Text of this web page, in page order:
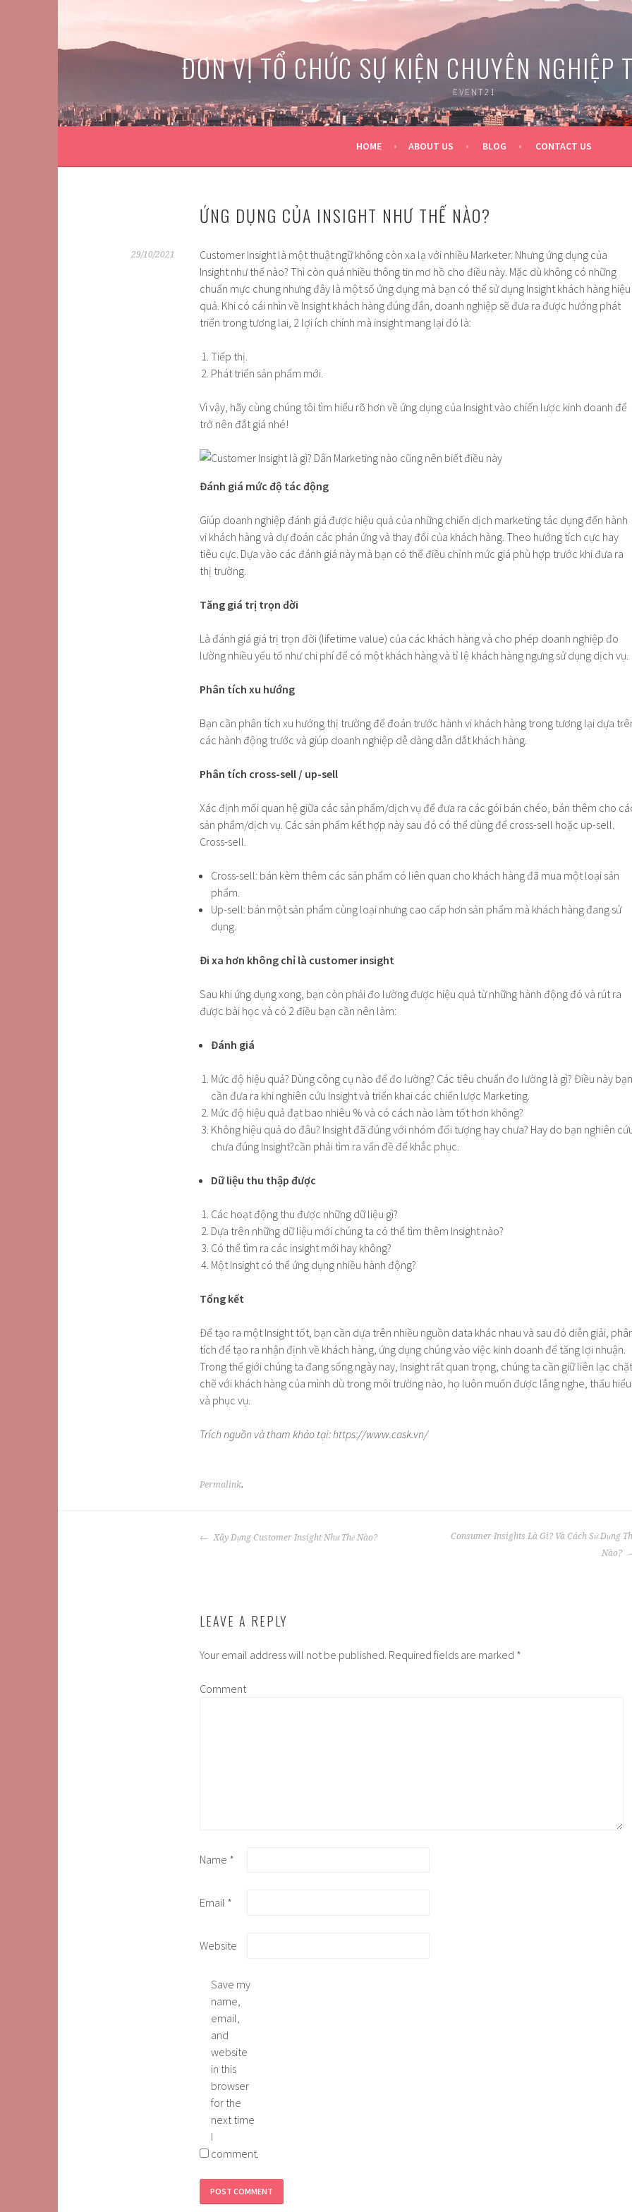
ĐƠN VỊ TỔ CHỨC SỰ KIỆN CHUYÊN NGHIỆP
EVENT21
HOME ABOUT US BLOG CONTACT US
ỨNG DỤNG CỦA INSIGHT NHƯ THẾ NÀO?
29/10/2021
Customer Insight là một thuật ngữ không còn xa lạ với nhiều Marketer. Nhưng ứng dụng của
Insight như thế nào? Thì còn quá nhiều thông tin mơ hồ cho điều này. Mặc dù không có những
chuẩn mực chung nhưng đây là một số ứng dụng mà bạn có thể sử dụng Insight khách hàng hiệu
quả. Khi có cái nhìn về Insight khách hàng đúng đắn, doanh nghiệp sẽ đưa ra được hướng phát
triển trong tương lai, 2 lợi ích chính mà insight mang lại đó là:
Tiếp thị.
Phát triển sản phẩm mới.
Vì vậy, hãy cùng chúng tôi tìm hiểu rõ hơn về ứng dụng của Insight vào chiến lược kinh doanh để
trở nên đắt giá nhé!
Đánh giá mức độ tác động
Giúp doanh nghiệp đánh giá được hiệu quả của những chiến dịch marketing tác dụng đến hành
vi khách hàng và dự đoán các phản ứng và thay đổi của khách hàng. Theo hướng tích cực hay
tiêu cực. Dựa vào các đánh giá này mà bạn có thể điều chỉnh mức giá phù hợp trước khi đưa ra
thị trường.
Tăng giá trị trọn đời
Là đánh giá giá trị trọn đời (lifetime value) của các khách hàng và cho phép doanh nghiệp đo
lường nhiều yếu tố như chi phí để có một khách hàng và tỉ lệ khách hàng ngưng sử dụng dịch vụ.
Phân tích xu hướng
Bạn cần phân tích xu hướng thị trường để đoán trước hành vi khách hàng trong tương lại dựa
các hành động trước và giúp doanh nghiệp dễ dàng dẫn dắt khách hàng.
Phân tích cross-sell / up-sell
Xác định mối quan hệ giữa các sản phẩm/dịch vụ để đưa ra các gói bán chéo, bán thêm cho
sản phẩm/dịch vụ. Các sản phẩm kết hợp này sau đó có thể dùng để cross-sell hoặc up-sell.
Cross-sell.
Cross-sell: bán kèm thêm các sản phẩm có liên quan cho khách hàng đã mua một loại sản
phẩm.
Up-sell: bán một sản phẩm cùng loại nhưng cao cấp hơn sản phẩm mà khách hàng đang sử
dụng.
Đi xa hơn không chỉ là customer insight
Sau khi ứng dụng xong, bạn còn phải đo lường được hiệu quả từ những hành động đó và rút ra
được bài học và có 2 điều bạn cần nên làm:
Đánh giá
Mức độ hiệu quả? Dùng công cụ nào để đo lường? Các tiêu chuẩn đo lường là gì? Điều này bạn
cần đưa ra khi nghiên cứu Insight và triển khai các chiến lược Marketing.
Mức độ hiệu quả đạt bao nhiêu % và có cách nào làm tốt hơn không?
Không hiệu quả do đâu? Insight đã đúng với nhóm đối tượng hay chưa? Hay do bạn nghiên
chưa đúng Insight?cần phải tìm ra vấn đề để khắc phục.
Dữ liệu thu thập được
Các hoạt động thu được những dữ liệu gì?
Dựa trên những dữ liệu mới chúng ta có thể tìm thêm Insight nào?
Có thể tìm ra các insight mới hay không?
Một Insight có thể ứng dụng nhiều hành động?
Tổng kết
Để tạo ra một Insight tốt, bạn cần dựa trên nhiều nguồn data khác nhau và sau đó diễn giải,
tích để tạo ra nhận định về khách hàng, ứng dụng chúng vào việc kinh doanh để tăng lợi nhuận.
Trong thế giới chúng ta đang sống ngày nay, Insight rất quan trọng, chúng ta cần giữ liên lạc chặt
chẽ với khách hàng của mình dù trong môi trường nào, họ luôn muốn được lắng nghe, thấu hiểu
và phục vụ.
Trích nguồn và tham khảo tại: https://www.cask.vn/
Permalink.
POST
Xây Dựng Customer Insight Như Thế Nào?
Consumer Insights Là Gì? Và Cách Sử Dụng
Nào?
LEAVE A REPLY
Your email address will not be published. Required fields are marked *
Comment
Name *
Email *
Website
Save my
name,
email,
and
website
in this
browser
for the
next time
I
comment.